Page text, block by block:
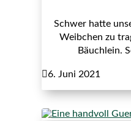
Schwer hatte
Weibchen zu
Bäuchlein.
6. Juni 2021